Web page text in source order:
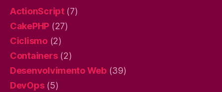
ActionScript(7)
CakePHP (27)
Ciclismo(2)
Containers(2)
Desenvolvimento Web(39)
DevOps(5)